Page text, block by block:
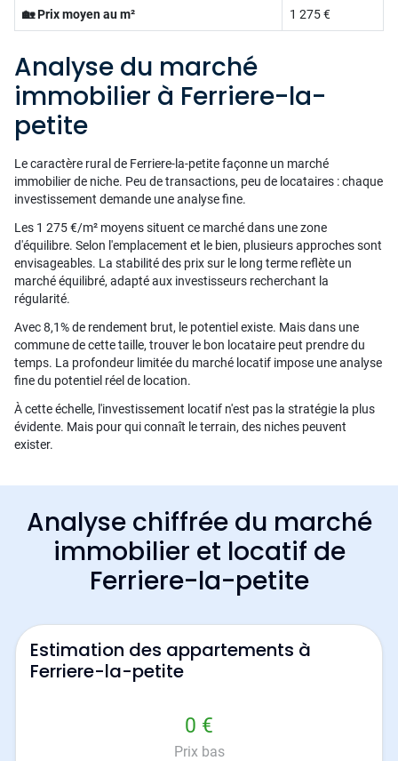
🏡 Prix moyen au m² 1 275 €
Analyse du marché
immobilier à Ferriere-la-
petite
Le caractère rural de Ferriere-la-petite façonne un marché
immobilier de niche. Peu de transactions, peu de locataires : chaque
investissement demande une analyse fine.
Les 1 275 €/m² moyens situent ce marché dans une zone
d'équilibre. Selon l'emplacement et le bien, plusieurs approches sont
envisageables. La stabilité des prix sur le long terme reflète un
marché équilibré, adapté aux investisseurs recherchant la
régularité.
Avec 8,1% de rendement brut, le potentiel existe. Mais dans une
commune de cette taille, trouver le bon locataire peut prendre du
temps. La profondeur limitée du marché locatif impose une analyse
fine du potentiel réel de location.
À cette échelle, l'investissement locatif n'est pas la stratégie la plus
évidente. Mais pour qui connaît le terrain, des niches peuvent
exister.
Analyse chiffrée du marché
immobilier et locatif de
Ferriere-la-petite
Estimation des appartements à
Ferriere-la-petite
0 €
Prix bas